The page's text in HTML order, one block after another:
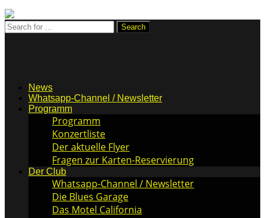
News
Whatsapp-Channel / Newsletter
Programm
Programm
Konzertliste
Der aktuelle Flyer
Fragen zur Karten-Reservierung
Der Club
Whatsapp-Channel / Newsletter
Die Blues Garage
Das Motel California